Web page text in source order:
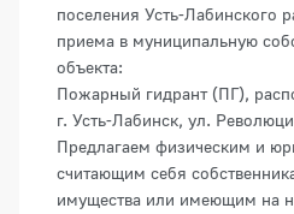
поселения Усть-Лабинского
приема в муниципальную
объекта:
Пожарный гидрант (ПГ),
г. Усть-Лабинск, ул.
Предлагаем физическим и
считающим себя
имущества или имеющим на